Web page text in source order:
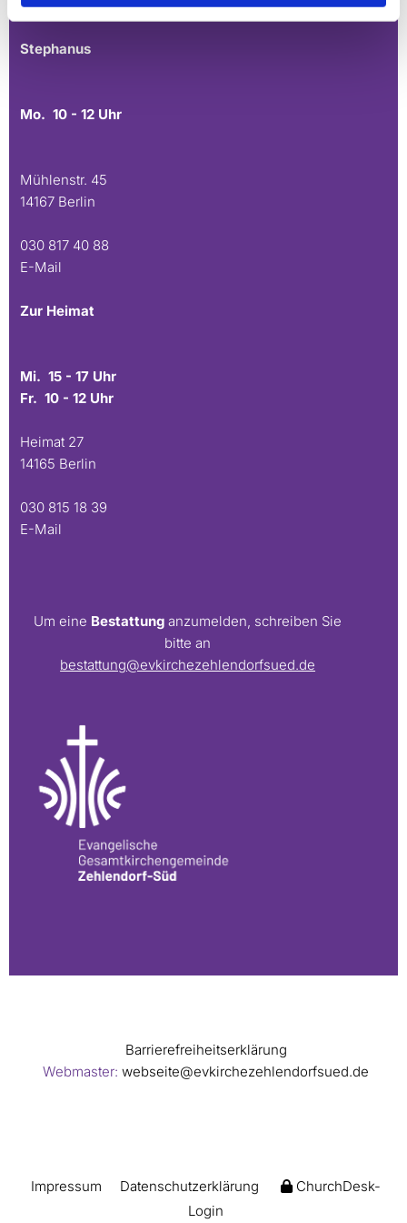
E-Mail
Stephanus
Mo. 10 - 12 Uhr
Mühlenstr. 45
14167 Berlin
030 817 40 88
E-Mail
Zur Heimat
Mi. 15 - 17 Uhr
Fr. 10 - 12 Uhr
Heimat 27
14165 Berlin
030 815 18 39
E-Mail
Um eine Bestattung anzumelden, schreiben Sie
bitte an
bestattung@evkirchezehlendorfsued.de
Barrierefreiheitserklärung
Webmaster: webseite@evkirchezehlendorfsued.de
Impressum Datenschutzerklärung
ChurchDesk-
Login